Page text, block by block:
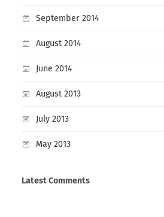
September 2014
August 2014
June 2014
August 2013
July 2013
May 2013
Latest Comments